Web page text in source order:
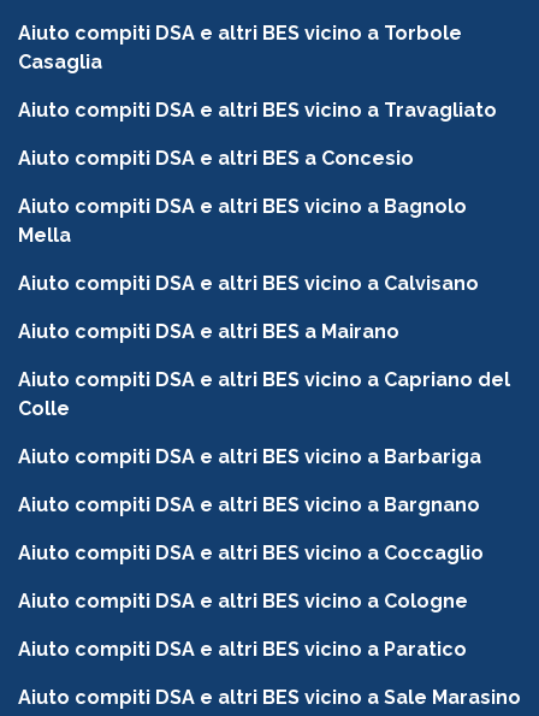
Aiuto compiti DSA e altri BES vicino a Torbole
Casaglia
Aiuto compiti DSA e altri BES vicino a Travagliato
Aiuto compiti DSA e altri BES a Concesio
Aiuto compiti DSA e altri BES vicino a Bagnolo
Mella
Aiuto compiti DSA e altri BES vicino a Calvisano
Aiuto compiti DSA e altri BES a Mairano
Aiuto compiti DSA e altri BES vicino a Capriano del
Colle
Aiuto compiti DSA e altri BES vicino a Barbariga
Aiuto compiti DSA e altri BES vicino a Bargnano
Aiuto compiti DSA e altri BES vicino a Coccaglio
Aiuto compiti DSA e altri BES vicino a Cologne
Aiuto compiti DSA e altri BES vicino a Paratico
Aiuto compiti DSA e altri BES vicino a Sale Marasino